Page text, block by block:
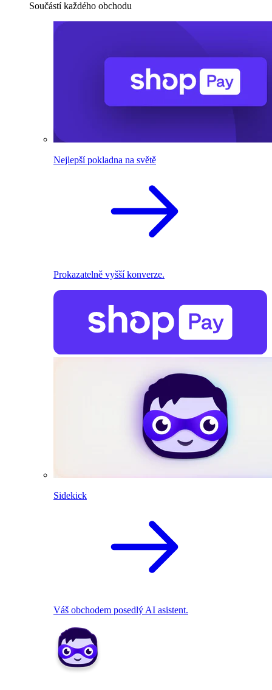
Součástí každého obchodu
Nejlepší pokladna na světě
Prokazatelně vyšší konverze.
Sidekick
Váš obchodem posedlý AI asistent.